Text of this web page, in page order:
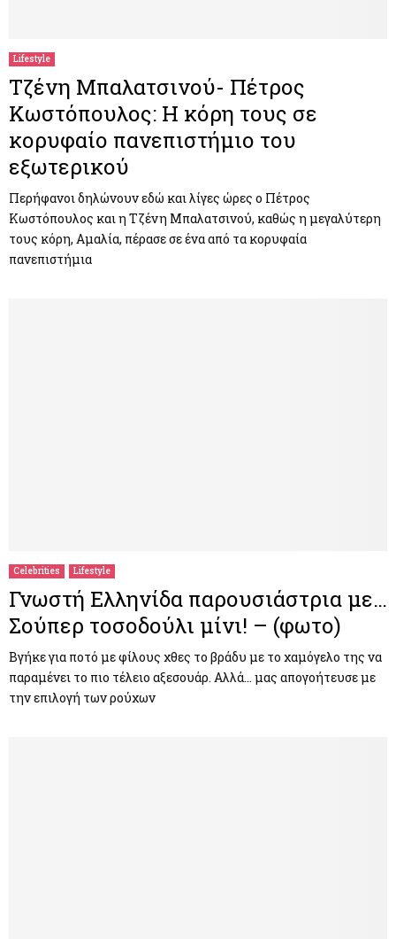
Lifestyle
Τζένη Μπαλατσινού- Πέτρος
Κωστόπουλος: Η κόρη τους σε
κορυφαίο πανεπιστήμιο του
εξωτερικού
Περήφανοι δηλώνουν εδώ και λίγες ώρες ο Πέτρος
Κωστόπουλος και η Τζένη Μπαλατσινού, καθώς η μεγαλύτερη
τους κόρη, Αμαλία, πέρασε σε ένα από τα κορυφαία
πανεπιστήμια
Celebrities Lifestyle
Γνωστή Ελληνίδα παρουσιάστρια με…
Σούπερ τοσοδούλι μίνι! – (φωτο)
Βγήκε για ποτό με φίλους χθες το βράδυ με το χαμόγελο της να
παραμένει το πιο τέλειο αξεσουάρ. Αλλά… μας απογοήτευσε με
την επιλογή των ρούχων